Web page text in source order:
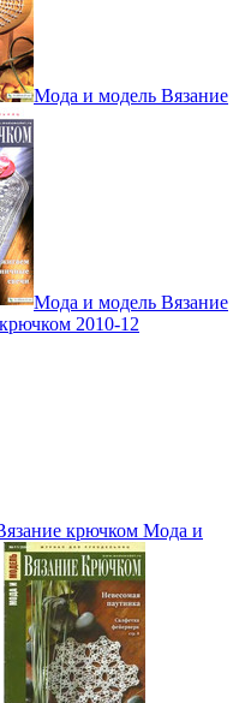
Мода и модель Вязание
Мода и модель Вязание
2010-12
крючком Мода и